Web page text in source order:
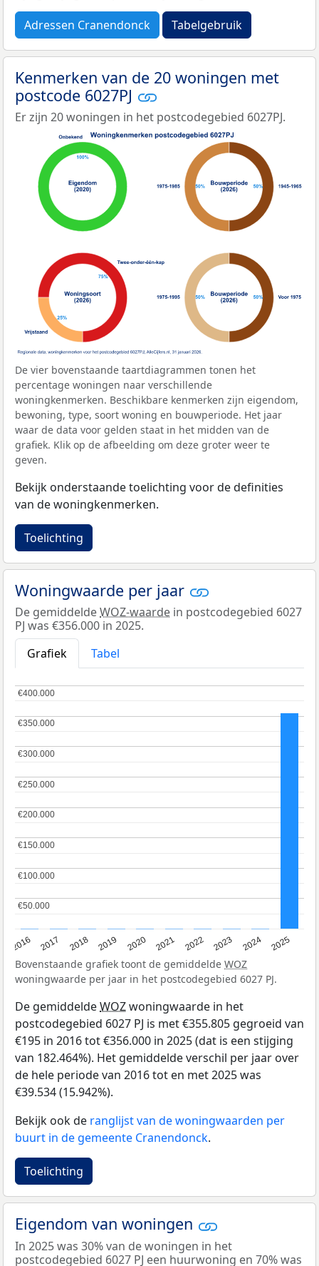
Adressen Cranendonck Tabelgebruik
Kenmerken van de 20 woningen met
postcode 6027PJ
Er zijn 20 woningen in het postcodegebied 6027PJ.
De vier bovenstaande taartdiagrammen tonen het
percentage woningen naar verschillende
woningkenmerken. Beschikbare kenmerken zijn eigendom,
bewoning, type, soort woning en bouwperiode. Het jaar
waar de data voor gelden staat in het midden van de
grafiek. Klik op de afbeelding om deze groter weer te
geven.
Bekijk onderstaande toelichting voor de definities
van de woningkenmerken.
Toelichting
Woningwaarde per jaar
De gemiddeldeWOZ-waarde in postcodegebied 6027
PJ was €356.000 in 2025.
Grafiek
Tabel
2016 2017 2018 2019 2020 2021 2022 2023 2024 2025
€50.000
€50.000
€100.000
€100.000
€150.000
€150.000
€200.000
€200.000
€250.000
€250.000
€300.000
€300.000
€350.000
€350.000
€400.000
€400.000
Bovenstaande grafiek toont de gemiddelde WOZ
woningwaarde per jaar in het postcodegebied 6027 PJ.
De gemiddeldeWOZwoningwaarde in het
postcodegebied 6027 PJ is met €355.805 gegroeid van
€195 in 2016 tot €356.000 in 2025 (dat is een stijging
van 182.464%). Het gemiddelde verschil per jaar over
de hele periode van 2016 tot en met 2025 was
€39.534 (15.942%).
Bekijk ook de ranglijst van de woningwaarden per
buurt in de gemeente Cranendonck.
Toelichting
Eigendom van woningen
In 2025 was 30% van de woningen in het
postcodegebied 6027 PJ een huurwoning en 70% was